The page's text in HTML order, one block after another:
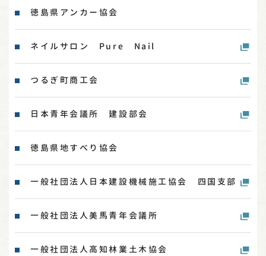
徳島県アンカー協会
ネイルサロン Pure Nail
つるぎ町商工会
日本青年会議所 建設部会
徳島県地すべり協会
一般社団法人日本建設機械施工協会 四国支部
一般社団法人美馬青年会議所
一般社団法人高知林業土木協会